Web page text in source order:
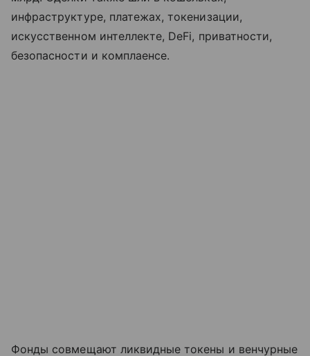
инфраструктуре, платежах, токенизации,
искусственном интеллекте, DeFi, приватности,
безопасности и комплаенсе.
Фонды совмещают ликвидные токены и венчурные